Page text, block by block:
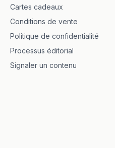
Cartes cadeaux
Conditions de vente
Politique de confidentialité
Processus éditorial
Signaler un contenu